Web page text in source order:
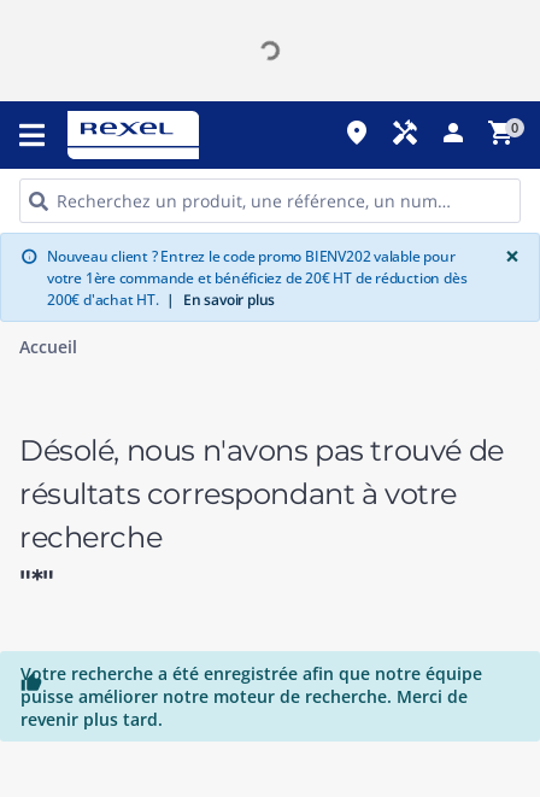
place handyman person shopping_cart0
info Nouveau client ? Entrez le code promo BIENV202 valable pour
votre 1ère commande et bénéficiez de 20€ HT de réduction dès
200€ d'achat HT. | En savoir plus
×
Accueil
Désolé, nous n'avons pas trouvé de
résultats correspondant à votre
recherche
"*"

Votre recherche a été enregistrée afin que notre équipe
puisse améliorer notre moteur de recherche. Merci de
revenir plus tard.